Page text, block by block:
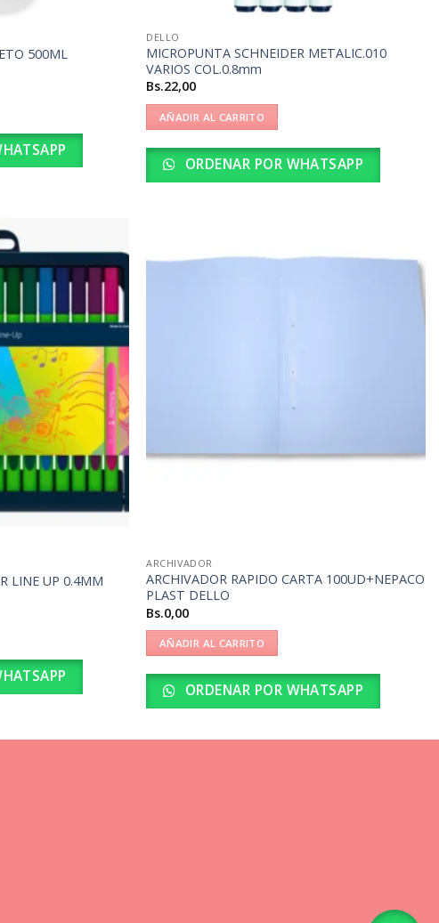
500ML
DELLO
MICROPUNTA SCHNEIDER METALIC.010
VARIOS COL.0.8mm
Bs.22,00
AÑADIR AL CARRITO
ORDENAR POR WHATSAPP
LINE UP 0.4MM
ARCHIVADOR
ARCHIVADOR RAPIDO CARTA 100UD+NEPACO
PLAST DELLO
Bs.0,00
AÑADIR AL CARRITO
ORDENAR POR WHATSAPP